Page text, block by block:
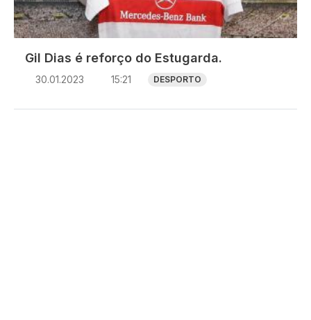
Gil Dias é reforço do Estugarda.
30.01.2023 15:21 DESPORTO